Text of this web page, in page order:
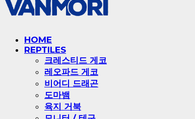
HOME
REPTILES
크레스티드 게코
레오파드 게코
비어디 드래곤
도마뱀
육지 거북